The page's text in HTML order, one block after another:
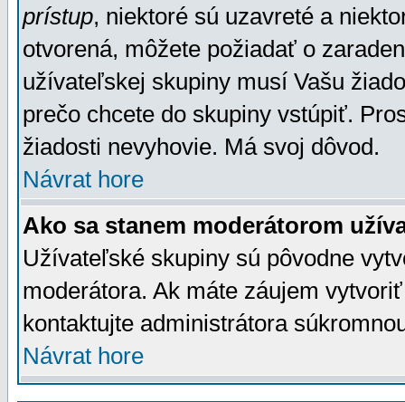
prístup, niektoré sú uzavreté a
otvorená, môžete požiadať o
užívateľskej skupiny musí Vašu
prečo chcete do skupiny vstúpiť.
žiadosti nevyhovie. Má svoj dôvod.
Návrat hore
Ako sa stanem moderátorom
Užívateľské skupiny sú pôvodne
moderátora. Ak máte záujem
kontaktujte administrátora
Návrat hore